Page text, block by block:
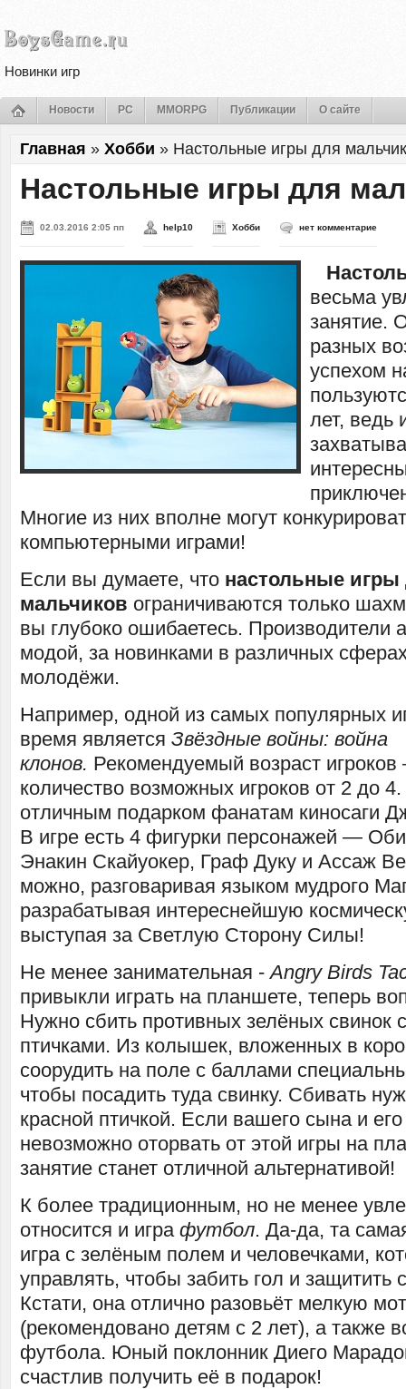
Новинки игр
Новости PC MMORPG Публикации О сайте
Главная » Хобби » Настольные игры для
Настольные игры для
02.03.2016 2:05 пп help10 Хобби нет комментарие
весьма
занятие.
разных
успехом
лет, ведь
Многие из них вполне могут
компьютерными играми!
Если вы думаете, что настольные игры
мальчиков ограничиваются только
вы глубоко ошибаетесь. Производители
модой, за новинками в различных
молодёжи.
Например, одной из самых популярных
время является Звёздные войны: война
клонов. Рекомендуемый возраст игроков
количество возможных игроков от 2 до 4.
отличным подарком фанатам киносаги
В игре есть 4 фигурки персонажей —
Энакин Скайуокер, Граф Дуку и Ассаж
можно, разговаривая языком мудрого
разрабатывая интереснейшую
выступая за Светлую Сторону Силы!
Не менее занимательная -Angry Birds
привыкли играть на планшете, теперь
Нужно сбить противных зелёных свинок
птичками. Из колышек, вложенных в
соорудить на поле с баллами
чтобы посадить туда свинку. Сбивать
красной птичкой. Если вашего сына и
невозможно оторвать от этой игры на
занятие станет отличной альтернативой!
К более традиционным, но не менее
относится и игра футбол. Да-да, та
игра с зелёным полем и человечками,
управлять, чтобы забить гол и защитить
Кстати, она отлично разовьёт мелкую
(рекомендовано детям с 2 лет), а также
футбола. Юный поклонник Диего
счастлив получить её в подарок!